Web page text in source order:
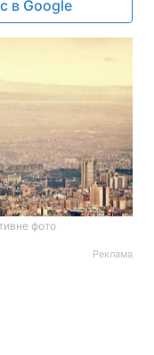
в Google
фото
Реклама